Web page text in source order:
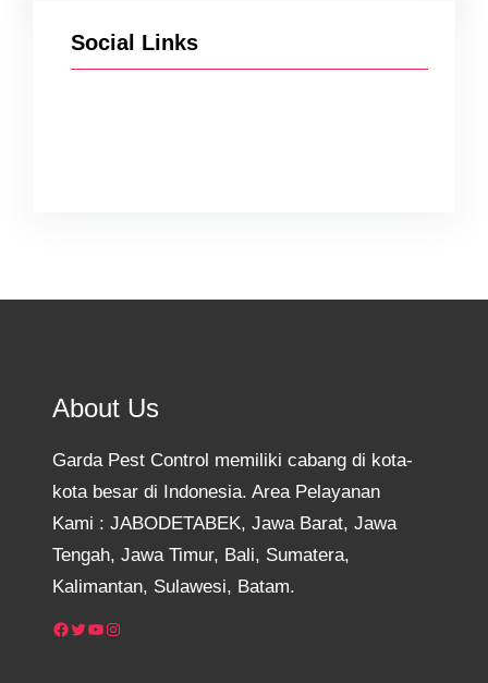
Social Links
About Us
Garda Pest Control memiliki cabang di kota-
kota besar di Indonesia. Area Pelayanan
Kami : JABODETABEK, Jawa Barat, Jawa
Tengah, Jawa Timur, Bali, Sumatera,
Kalimantan, Sulawesi, Batam.
Facebook Twitter YouTube Instagram